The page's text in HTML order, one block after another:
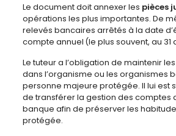
Le document doit annexer les pièces
opérations les plus importantes. De
relevés bancaires arrêtés à la date
compte annuel (le plus souvent, au
Le tuteur a l’obligation de maintenir
dans l’organisme ou les organismes
personne majeure protégée. Il lui est
de transférer la gestion des comptes
banque afin de préserver les
protégée.